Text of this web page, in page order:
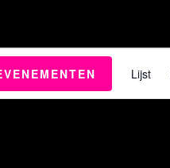
Lijst